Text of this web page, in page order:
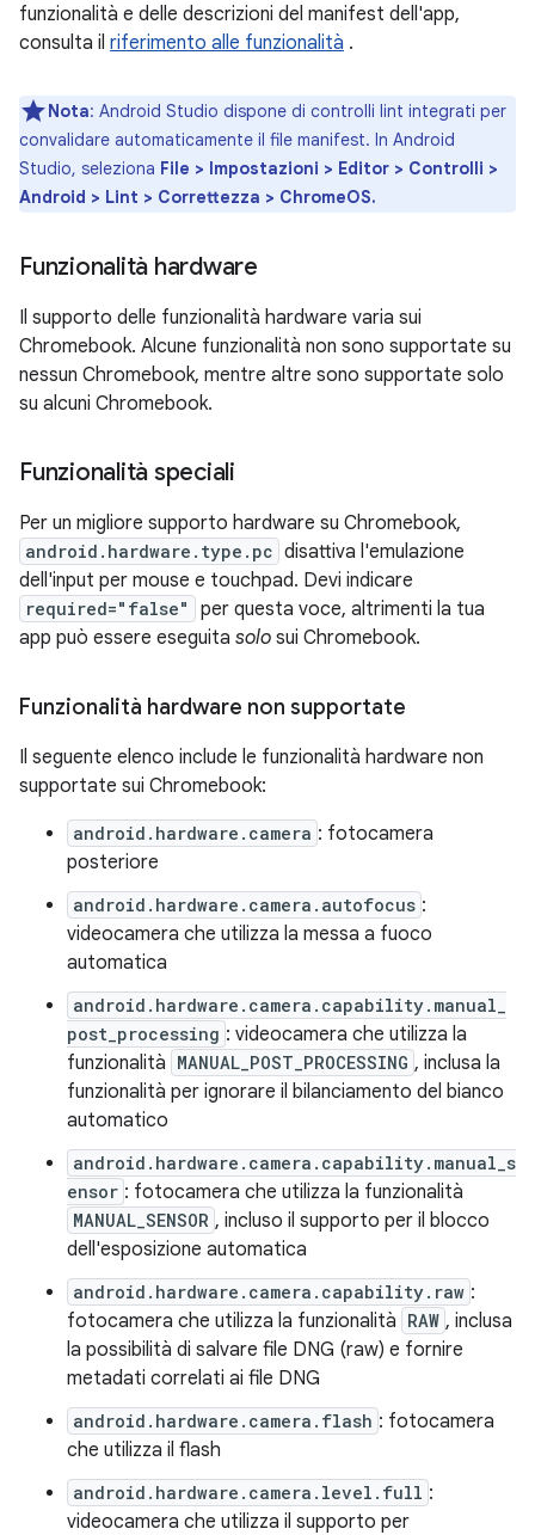
funzionalità e delle descrizioni del manifest dell'app,
consulta il riferimento alle funzionalità .
Nota: Android Studio dispone di controlli lint integrati per
convalidare automaticamente il file manifest. In Android
Studio, seleziona File > Impostazioni > Editor > Controlli >
Android > Lint > Correttezza > ChromeOS.
Funzionalità hardware
Il supporto delle funzionalità hardware varia sui
Chromebook. Alcune funzionalità non sono supportate su
nessun Chromebook, mentre altre sono supportate solo
su alcuni Chromebook.
Funzionalità speciali
Per un migliore supporto hardware su Chromebook,
android.hardware.type.pc disattiva l'emulazione
dell'input per mouse e touchpad. Devi indicare
required="false"
per questa voce, altrimenti la tua
app può essere eseguita solo sui Chromebook.
Funzionalità hardware non supportate
Il seguente elenco include le funzionalità hardware non
supportate sui Chromebook:
android.hardware.camera : fotocamera
posteriore
android.hardware.camera.autofocus :
videocamera che utilizza la messa a fuoco
automatica
android.hardware.camera.capability.manual_
post_processing : videocamera che utilizza la
funzionalità MANUAL_POST_PROCESSING , inclusa la
funzionalità per ignorare il bilanciamento del bianco
automatico
android.hardware.camera.capability.manual_s
ensor : fotocamera che utilizza la funzionalità
MANUAL_SENSOR , incluso il supporto per il blocco
dell'esposizione automatica
android.hardware.camera.capability.raw :
fotocamera che utilizza la funzionalità RAW , inclusa
la possibilità di salvare file DNG (raw) e fornire
metadati correlati ai file DNG
android.hardware.camera.flash : fotocamera
che utilizza il flash
android.hardware.camera.level.full :
videocamera che utilizza il supporto per